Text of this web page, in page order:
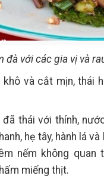
đà với các gia vị và
khô và cắt mịn, thái
đã thái với thính,
hẹ tây, hành lá
nếm không quan
miếng thịt.